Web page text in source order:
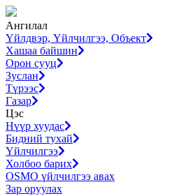
Ангилал
Үйлдвэр, Үйлчилгээ, Объект
Хашаа байшин
Орон сууц
Зуслан
Түрээс
Газар
Цэс
Нүүр хуудас
Бидний тухай
Үйлчилгээ
Холбоо барих
OSMO үйлчилгээ авах
Зар оруулах